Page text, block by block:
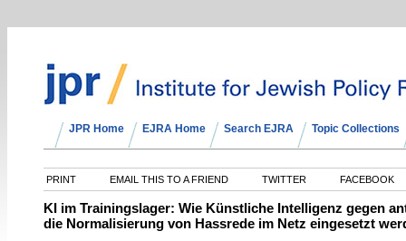
JPR Home EJRA Home Search EJRA Topic Collections
PRINT EMAIL THIS TO A FRIEND TWITTER FACEBOOK
KI im Trainingslager: Wie Künstliche Intelligenz gegen
die Normalisierung von Hassrede im Netz eingesetzt